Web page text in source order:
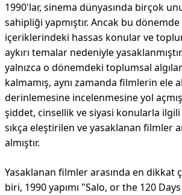
1990'lar, sinema dünyasında birçok
sahipliği yapmıştır. Ancak bu dönemde
içeriklerindeki hassas konular ve
aykırı temalar nedeniyle
yalnızca o dönemdeki toplumsal
kalmamış, aynı zamanda filmlerin ele
derinlemesine incelenmesine yol
şiddet, cinsellik ve siyasi konularla ilgili
sıkça eleştirilen ve yasaklanan filmler
almıştır.
Yasaklanan filmler arasında en dikkat
biri, 1990 yapımı "Salo, or the 120